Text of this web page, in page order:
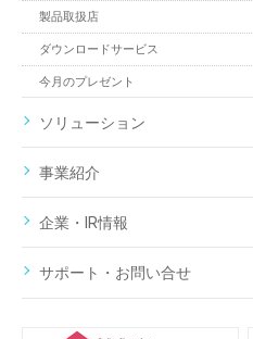
製品取扱店
ダウンロードサービス
今月のプレゼント
ソリューション
事業紹介
企業・IR情報
サポート・お問い合せ